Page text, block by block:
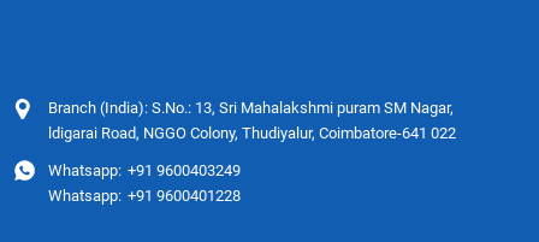
Branch (India): S.No.: 13, Sri Mahalakshmi puram SM Nagar,
ldigarai Road, NGGO Colony, Thudiyalur, Coimbatore-641 022
Whatsapp: +91 9600403249
Whatsapp: +91 9600401228